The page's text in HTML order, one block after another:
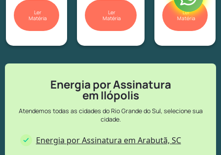
Ler
Matéria
Ler
Matéria
Ler
Matéria
Energia por Assinatura
em Ilópolis
Atendemos todas as cidades do Rio Grande do Sul, selecione sua
cidade.
Energia por Assinatura em Arabutã, SC